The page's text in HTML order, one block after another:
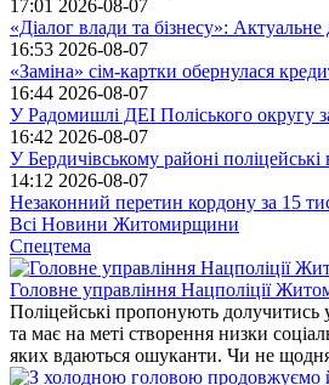
17:01 2026-08-07
«Діалог влади та бізнесу»: Актуальне
16:53 2026-08-07
«Заміна» сім-картки обернулася
16:44 2026-08-07
У Радомишлі ДЕІ Поліського округу
16:42 2026-08-07
У Бердичівському районі
14:12 2026-08-07
Незаконний перетин кордону за 15
Всі Новини Житомирщини
Спецтема
Головне управління Нацполіції
Поліцейські пропонують долучитись
та має на меті створення низки
яких вдаються ошуканти. Чи не